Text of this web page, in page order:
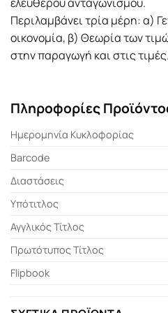
Περιλαμβάνει τρία μέρη: α)
οικονομία, β) Θεωρία των
στην παραγωγή και στις τιμές.
Πληροφορίες
Ημερομηνία Κυκλοφορίας
Barcode
Διαστάσεις
Υπότιτλος
Αγγλικός Τίτλος
Πρωτότυπος Τίτλος
Flipbook